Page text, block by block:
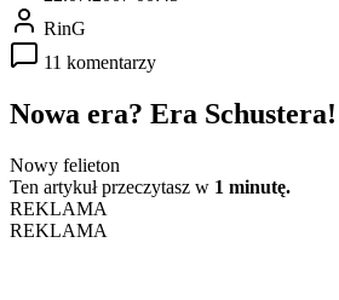
RinG
11 komentarzy
Nowa era? Era Schustera!
Nowy felieton
Ten artykuł przeczytasz w 1 minutę.
REKLAMA
REKLAMA